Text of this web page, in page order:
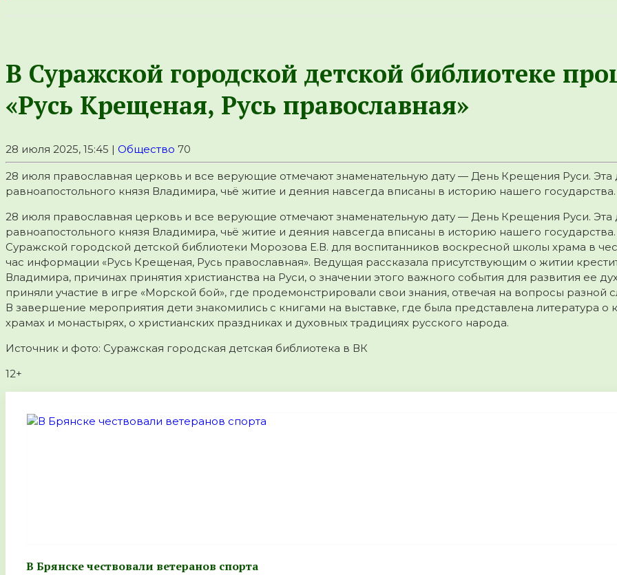
В Суражской городской детской библиотеке
«Русь Крещеная, Русь православная»
28 июля 2025, 15:45 | Общество 70
28 июля православная церковь и все верующие отмечают знаменательную дату — День Крещения Руси. Эта
равноапостольного князя Владимира, чьё житие и деяния навсегда вписаны в историю нашего государства.
28 июля православная церковь и все верующие отмечают знаменательную дату — День Крещения Руси. Эта
равноапостольного князя Владимира, чьё житие и деяния навсегда вписаны в историю нашего
Суражской городской детской библиотеки Морозова Е.В. для воспитанников воскресной школы храма в
час информации «Русь Крещеная, Русь православная». Ведущая рассказала присутствующим о житии
Владимира, причинах принятия христианства на Руси, о значении этого важного события для развития ее
приняли участие в игре «Морской бой», где продемонстрировали свои знания, отвечая на вопросы разной
В завершение мероприятия дети знакомились с книгами на выставке, где была представлена литература
храмах и монастырях, о христианских праздниках и духовных традициях русского народа.
Источник и фото: Суражская городская детская библиотека в ВК
12+
В Брянске чествовали ветеранов спорта